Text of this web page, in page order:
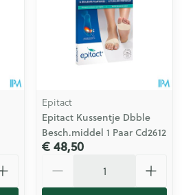
Epitact
Epitact Kussentje Dbble
Besch.middel 1 Paar Cd2612
€ 48,50